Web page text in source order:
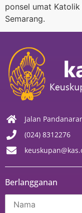
ponsel umat
Semarang.
Jalan
(024) 8312276
Berlangganan